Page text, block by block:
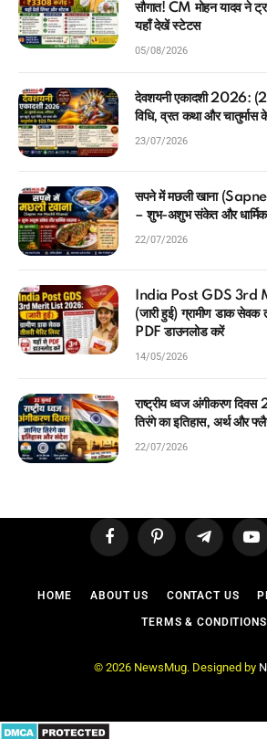
सौगात! CM मोहन यादव ने
यहाँ देखें स्टेटस
05/08/2026
देवशयनी एकादशी 2026:
विधि, व्रत कथा और चातुर्मास
23/07/2026
सपने में मछली खाना
– शुभ-अशुभ संकेत और धार्मिक
22/07/2026
India Post GDS 3rd
(जारी हुई) ग्रामीण डाक सेवक
PDF डाउनलोड करें
14/05/2026
राष्ट्रीय ध्वज अंगीकरण
तिरंगे का इतिहास, अर्थ और
22/07/2026
FacebookPinterest Telegram
HOME ABOUT US CONTACT US
TERMS & CONDITIONS
© 2026 NewsMug. Designed by